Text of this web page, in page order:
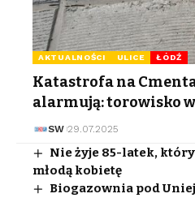
AKTUALNOŚCI ULICE ŁÓDŹ
Katastrofa na
alarmują: torowisko
SW 29.07.2025
Nie żyje 85-latek,
młodą kobietę
Biogazownia pod